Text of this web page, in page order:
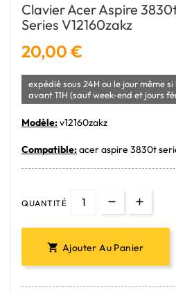
Clavier Acer Aspire
Series V12160zakz
20,00 €
expédié sous 24H ou le jour même
avant 11H (sauf week-end et jours
Modèle:v12160zakz
Compatible:acer aspire 3830t
QUANTITÉ
 Ajouter Au Panier